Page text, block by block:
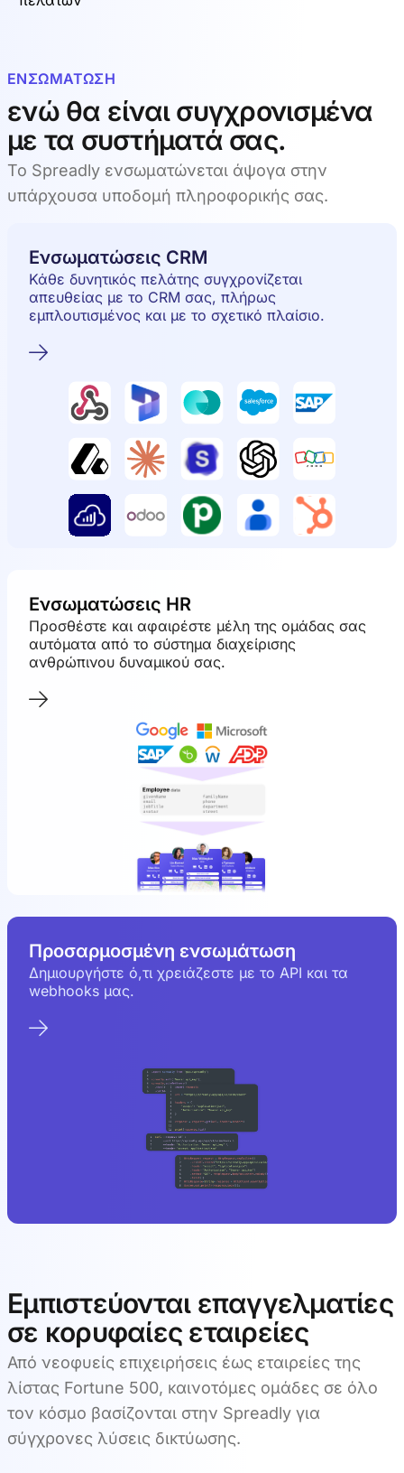
ΕΝΣΩΜΆΤΩΣΗ
ενώ θα είναι συγχρονισμένα
με τα συστήματά σας.
Το Spreadly ενσωματώνεται άψογα στην
υπάρχουσα υποδομή πληροφορικής σας.
Ενσωματώσεις CRM
Κάθε δυνητικός πελάτης συγχρονίζεται
απευθείας με το CRM σας, πλήρως
εμπλουτισμένος και με το σχετικό πλαίσιο.
Ενσωματώσεις HR
Προσθέστε και αφαιρέστε μέλη της ομάδας σας
αυτόματα από το σύστημα διαχείρισης
ανθρώπινου δυναμικού σας.
Προσαρμοσμένη ενσωμάτωση
Δημιουργήστε ό,τι χρειάζεστε με το API και τα
webhooks μας.
Εμπιστεύονται επαγγελματίες
σε κορυφαίες εταιρείες
Από νεοφυείς επιχειρήσεις έως εταιρείες της
λίστας Fortune 500, καινοτόμες ομάδες σε όλο
τον κόσμο βασίζονται στην Spreadly για
σύγχρονες λύσεις δικτύωσης.